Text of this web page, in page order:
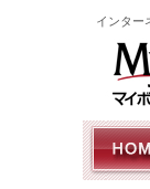
インター